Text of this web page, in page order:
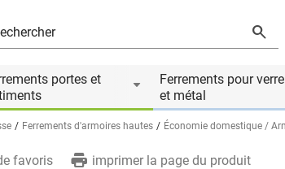
portes et
Ferrements pour verre
et métal
Ferrements d'armoires hautes Économie domestique /
favoris imprimer la page du produit